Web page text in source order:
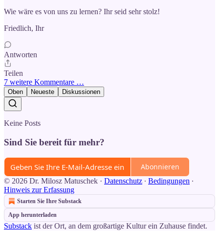
Wie wäre es von uns zu lernen? Ihr seid sehr stolz!
Friedlich, Ihr
Antworten
Teilen
7 weitere Kommentare …
Oben Neueste Diskussionen
Keine Posts
Sind Sie bereit für mehr?
Abonnieren
© 2026 Dr. Milosz Matuschek · Datenschutz ∙ Bedingungen ∙
Hinweis zur Erfassung
Starten Sie Ihre Substack
App herunterladen
Substack ist der Ort, an dem großartige Kultur ein Zuhause findet.